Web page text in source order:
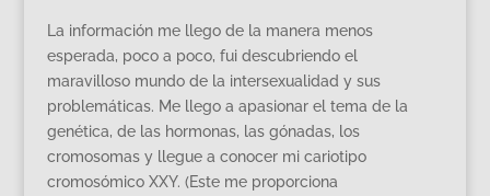
La información me llego de la manera menos
esperada, poco a poco, fui descubriendo el
maravilloso mundo de la intersexualidad y sus
problemáticas. Me llego a apasionar el tema de la
genética, de las hormonas, las gónadas, los
cromosomas y llegue a conocer mi cariotipo
cromosómico XXY. (Este me proporciona